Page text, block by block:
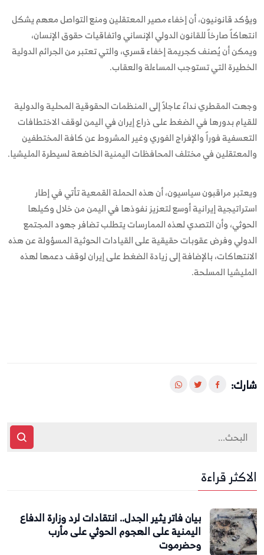
ويؤكد قانونيون، أن إخفاء مصير المعتقلين ومنع التواصل معهم يشكل
انتهاكاً صارخاً للقانون الدولي الإنساني واتفاقيات حقوق الإنسان،
ويمكن أن يُصنف كجريمة إخفاء قسري، والتي تعتبر من الجرائم الدولية
الخطيرة التي تستوجب المساءلة والعقاب.
وجهت المقطري نداءً عاجلاً إلى المنظمات الحقوقية المحلية والدولية
للقيام بدورها في الضغط على ذراع إيران في اليمن لوقف الاختطافات
التعسفية فوراً والإفراج الفوري وغير المشروط عن كافة المختطفين
والمعتقلين في مختلف المحافظات اليمنية الخاضعة لسيطرة المليشيا.
ويعتبر مراقبون سياسيون، أن هذه الحملة القمعية تأتي في إطار
استراتيجية إيرانية أوسع لتعزيز نفوذها في اليمن من خلال وكيلها
الحوثي، وأن التصدي لهذه الممارسات يتطلب تضافر جهود المجتمع
الدولي وفرض عقوبات حقيقية على القيادات الحوثية المسؤولة عن هذه
الانتهاكات، بالإضافة إلى زيادة الضغط على إيران لوقف دعمها لهذه
المليشيا المسلحة.
شارك:
الاكثر قراءة
بيان فاتر يثير الجدل.. انتقادات لرد وزارة الدفاع
اليمنية على الهجوم الحوثي على مأرب
وحضرموت